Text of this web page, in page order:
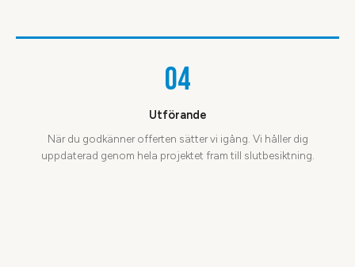
04
Utförande
När du godkänner offerten sätter vi igång. Vi håller dig
uppdaterad genom hela projektet fram till slutbesiktning.